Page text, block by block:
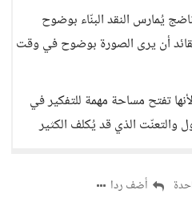
يُمارس النقد البنّاء بوضوح
أن يرى الصورة بوضوح في وقت
تفتح مساحة مهمة للتفكير في
والتعنّت الذي قد يُكلف الكثير
أضف ردا